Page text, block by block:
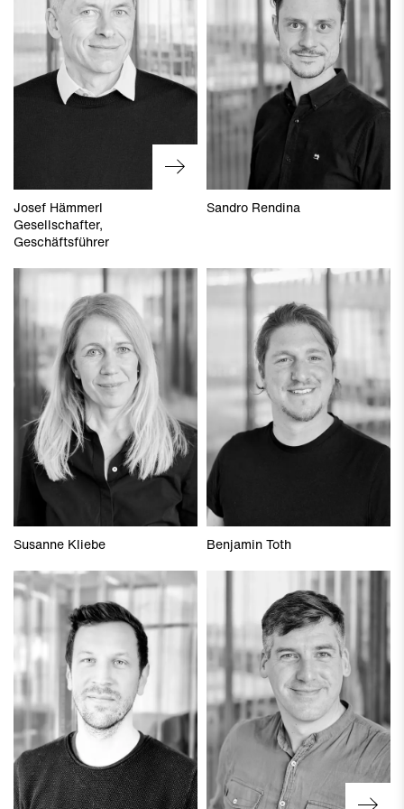
Josef Hämmerl
Gesellschafter,
Geschäftsführer
Sandro Rendina
Susanne Kliebe Benjamin Toth